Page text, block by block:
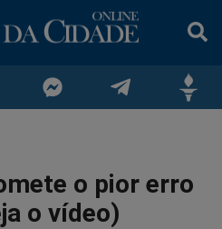
no
no
no
o pior erro
o vídeo)